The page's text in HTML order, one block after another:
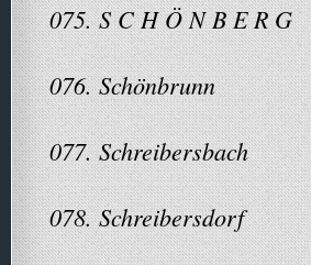
075. S C H Ö N B E R G
076. Schönbrunn
077. Schreibersbach
078. Schreibersdorf